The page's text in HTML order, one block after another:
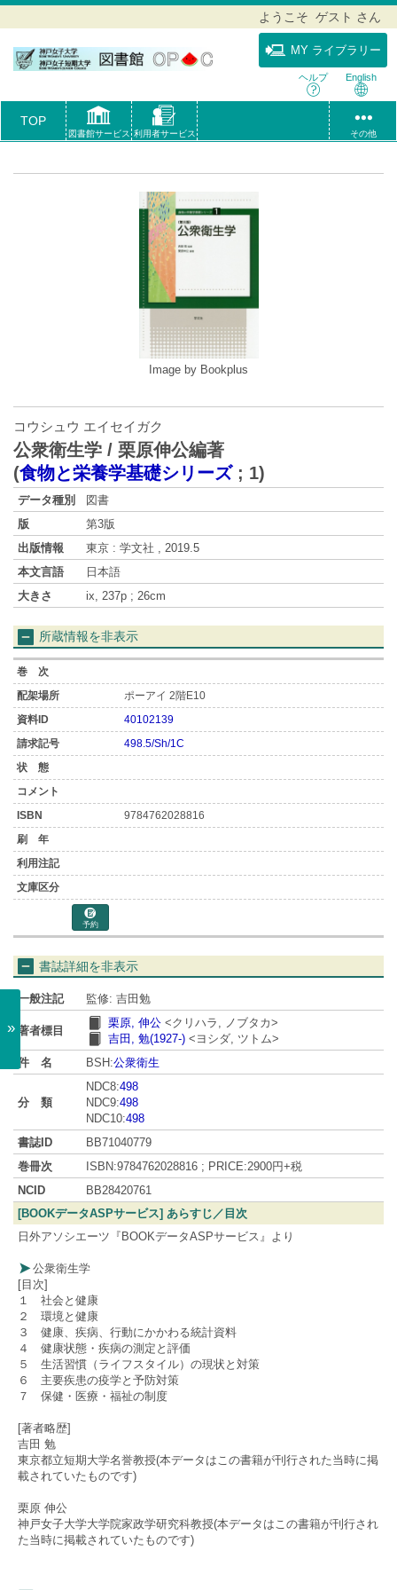
ようこそ ゲスト さん
MY ライブラリー
ヘルプ English
TOP
図書館サービス 利用者サービス その他
Image by Bookplus
»
コウシュウ エイセイガク
公衆衛生学 / 栗原伸公編著
(食物と栄養学基礎シリーズ; 1)
データ種別
図書
版
第3版
出版情報
東京 : 学文社 , 2019.5
本文言語
日本語
大きさ
ix, 237p ; 26cm
所蔵情報を非表示
ポーアイ 2階E10
40102139
498.5/Sh/1C
9784762028816
予約
書誌詳細を非表示
一般注記 監修: 吉田勉
著者標目
栗原, 伸公 <クリハラ, ノブタカ>
吉田, 勉(1927-) <ヨシダ, ツトム>
件 名
BSH:公衆衛生
分 類
NDC8:498
NDC9:498
NDC10:498
書誌ID
BB71040779
巻冊次
ISBN:9784762028816 ; PRICE:2900円+税
NCID
BB28420761
[BOOKデータASPサービス] あらすじ／目次
日外アソシエーツ『BOOKデータASPサービス』より
公衆衛生学
[目次]
１ 社会と健康
２ 環境と健康
３ 健康、疾病、行動にかかわる統計資料
４ 健康状態・疾病の測定と評価
５ 生活習慣（ライフスタイル）の現状と対策
６ 主要疾患の疫学と予防対策
７ 保健・医療・福祉の制度
[著者略歴]
吉田 勉
東京都立短期大学名誉教授(本データはこの書籍が刊行された当時に掲
載されていたものです)
栗原 伸公
神戸女子大学大学院家政学研究科教授(本データはこの書籍が刊行され
た当時に掲載されていたものです)